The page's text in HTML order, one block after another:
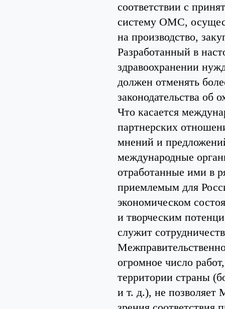
соответствии с
систему ОМС,
на производство,
Разработанный в
здравоохранении
должен отменять
законодательства об
Что касается
партнерских
мнений и
международные
отработанные ими в
приемлемым для
экономическом
и творческим
служит
огромное число
территории страны
и т. д.), не позволяет